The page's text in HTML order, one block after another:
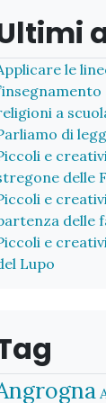
le
a
di
e
delle
e
delle
e
Lupo